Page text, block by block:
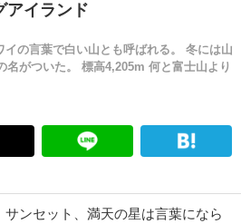
アイランド
の言葉で白い山とも呼ばれる。 冬には山
名がついた。 標高4,205m 何と富士山より
ンセット、満天の星は言葉になら